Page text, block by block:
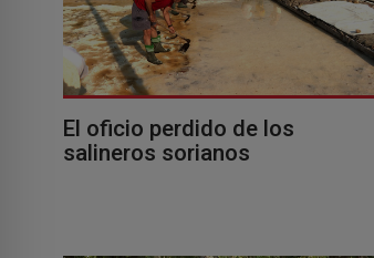
El oficio perdido de los
salineros sorianos